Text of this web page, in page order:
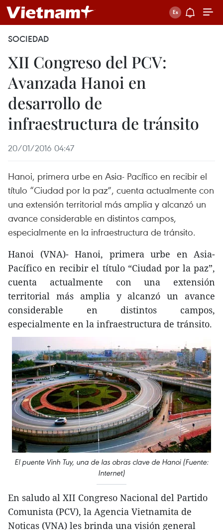
SOCIEDAD
XII Congreso del PCV:
Avanzada Hanoi en
desarrollo de
infraestructura de tránsito
20/01/2016 04:47
Hanoi, primera urbe en Asia- Pacífico en recibir el
título “Ciudad por la paz”, cuenta actualmente con
una extensión territorial más amplia y alcanzó un
avance considerable en distintos campos,
especialmente en la infraestructura de tránsito.
Hanoi (VNA)- Hanoi, primera urbe en Asia-
Pacífico en recibir el título “Ciudad por la paz”,
cuenta actualmente con una extensión
territorial más amplia y alcanzó un avance
considerable en distintos campos,
especialmente en la infraestructura de tránsito.
El puente Vinh Tuy, una de las obras clave de Hanoi (Fuente:
Internet)
En saludo al XII Congreso Nacional del Partido
Comunista (PCV), la Agencia Vietnamita de
Noticas (VNA) les brinda una visión general